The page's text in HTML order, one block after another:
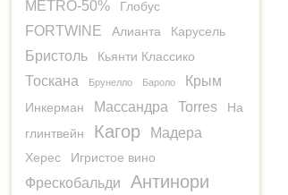
METRO-50% Глобус
FORTWINE Алианта Карусель
Бристоль Кьянти Классико
Тоскана Брунелло Бароло Крым
Инкерман Массандра Torres
На
глинтвейн
Кагор Мадера
Херес Игристое вино
Фрескобальди Антинори